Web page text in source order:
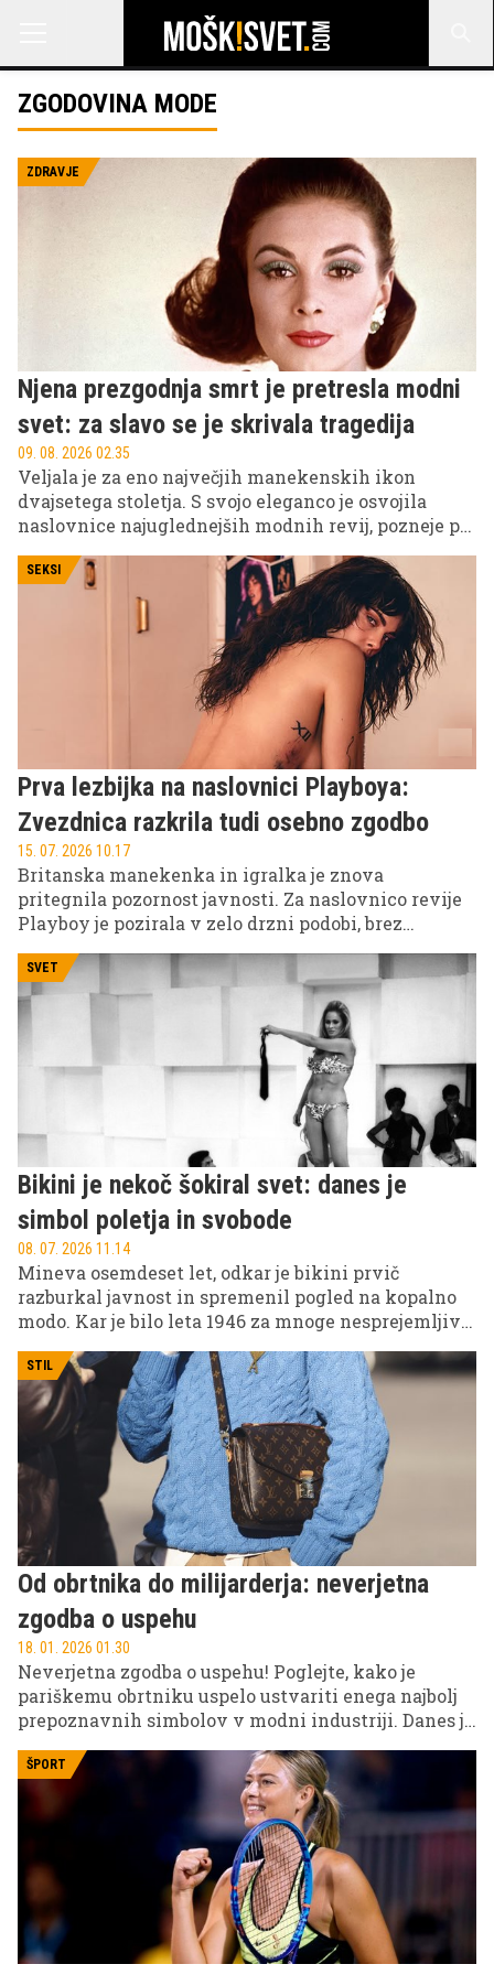
ZGODOVINA MODE
ZDRAVJE
Njena prezgodnja smrt je pretresla modni
svet: za slavo se je skrivala tragedija
09. 08. 2026 02.35
Veljala je za eno največjih manekenskih ikon
dvajsetega stoletja. S svojo eleganco je osvojila
naslovnice najuglednejših modnih revij, pozneje pa
agencij na svetu. Toda za uspehom se je skrivala
zgodba, polna preizkušenj, osebnih izgub in bolezni,
ki je njeno življenje končala veliko prezgodaj.
SEKSI
Prva lezbijka na naslovnici Playboya:
Zvezdnica razkrila tudi osebno zgodbo
15. 07. 2026 10.17
Britanska manekenka in igralka je znova
pritegnila pozornost javnosti. Za naslovnico revije
Playboy je pozirala v zelo drzni podobi, brez
spodnjega perila in v oprijetem korzetu, ob tem pa
postala prva odkrito lezbična ženska na tiskani
naslovnici te kultne revije.
SVET
Bikini je nekoč šokiral svet: danes je
simbol poletja in svobode
08. 07. 2026 11.14
Mineva osemdeset let, odkar je bikini prvič
razburkal javnost in spremenil pogled na kopalno
modo. Kar je bilo leta 1946 za mnoge nesprejemljivo,
danes velja za enega najbolj prepoznavnih modnih
kosov na svetu. Njegova zgodba pa ni le zgodba o
modi, temveč tudi o družbenih spremembah,
svobodi in samozavesti.
STIL
Od obrtnika do milijarderja: neverjetna
zgodba o uspehu
18. 01. 2026 01.30
Neverjetna zgodba o uspehu! Poglejte, kako je
pariškemu obrtniku uspelo ustvariti enega najbolj
prepoznavnih simbolov v modni industriji. Danes je
ne spremljajo.
ŠPORT